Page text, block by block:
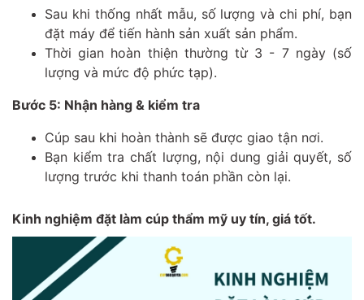
Sau khi thống nhất mẫu, số lượng và chi phí, bạn
đặt máy để tiến hành sản xuất sản phẩm.
Thời gian hoàn thiện thường từ 3 - 7 ngày (số
lượng và mức độ phức tạp).
Bước 5: Nhận hàng & kiểm tra
Cúp sau khi hoàn thành sẽ được giao tận nơi.
Bạn kiểm tra chất lượng, nội dung giải quyết, số
lượng trước khi thanh toán phần còn lại.
Kinh nghiệm đặt làm cúp thẩm mỹ uy tín, giá tốt.